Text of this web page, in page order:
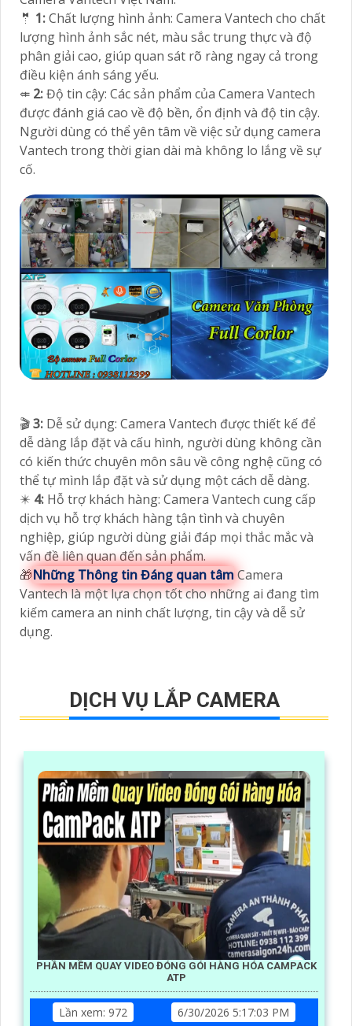
🤵 1:Chất lượng hình ảnh: Camera Vantech cho chất
lượng hình ảnh sắc nét, màu sắc trung thực và độ
phân giải cao, giúp quan sát rõ ràng ngay cả trong
điều kiện ánh sáng yếu.
⤂ 2:Độ tin cậy: Các sản phẩm của Camera Vantech
được đánh giá cao về độ bền, ổn định và độ tin cậy.
Người dùng có thể yên tâm về việc sử dụng camera
Vantech trong thời gian dài mà không lo lắng về sự
cố.
🎬3: Dễ sử dụng: Camera Vantech được thiết kế để
dễ dàng lắp đặt và cấu hình, người dùng không cần
có kiến thức chuyên môn sâu về công nghệ cũng có
thể tự mình lắp đặt và sử dụng một cách dễ dàng.
✴️ 4: Hỗ trợ khách hàng: Camera Vantech cung cấp
dịch vụ hỗ trợ khách hàng tận tình và chuyên
nghiệp, giúp người dùng giải đáp mọi thắc mắc và
vấn đề liên quan đến sản phẩm.
🎁Những Thông tin Đáng quan tâm Camera
Vantech là một lựa chọn tốt cho những ai đang tìm
kiếm camera an ninh chất lượng, tin cậy và dễ sử
dụng.
DỊCH VỤ LẮP CAMERA
PHẦN MỀM QUAY VIDEO ĐÓNG GÓI HÀNG HÓA CAMPACK
ATP
Lần xem: 972
6/30/2026 5:17:03 PM